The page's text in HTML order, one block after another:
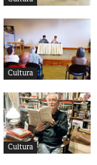
Cultura
Cultura